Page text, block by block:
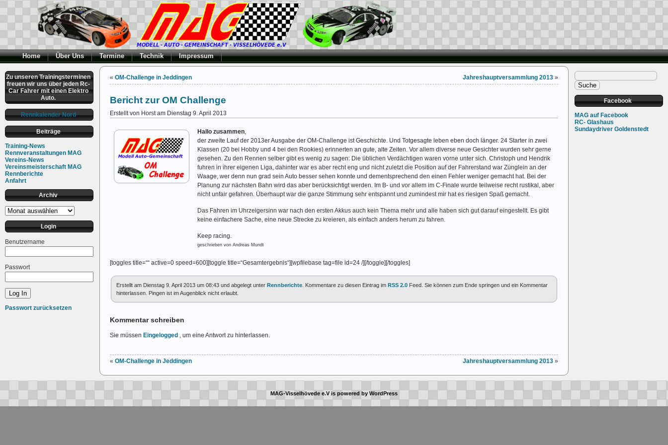
Home Über Uns Termine Technik Impressum
Zu unseren Trainingsterminen
freuen wir uns über jeden Rc-
Car Fahrer mit einen Elektro
Auto.
Rennkalender Nord
Beiträge
Training-News
Rennveranstaltungen MAG
Vereins-News
Vereinsmeisterschaft MAG
Rennberichte
Anfahrt
Archiv
Archiv
Login
Benutzername
Passwort
Passwort zurücksetzen
Facebook
MAG auf Facebook
RC- Glashaus
Sundaydriver Goldenstedt
« OM-Challenge in Jeddingen Jahreshauptversammlung 2013 »
Bericht zur OM Challenge
Erstellt von Horst am Dienstag 9. April 2013
Hallo zusammen,
der zweite Lauf der 2013er Ausgabe der OM-Challenge ist Geschichte. Und Totgesagte leben eben doch länger. 24 Starter in zwei
Klassen (20 bei Hobby und 4 bei den Rookies) erinnerten an gute, alte Zeiten. Vor allem diverse neue Gesichter wurden sehr gerne
gesehen. Zu den Rennen selber gibt es wenig zu sagen: Die üblichen Verdächtigen waren vorne unter sich. Christoph und Hendrik
fuhren in ihrer eigenen Liga, dahinter war es aber recht eng und nicht zuletzt die Position auf der Fahrerstand war Zünglein an der
Waage, wer denn nun grad sein Auto besser sehen konnte und dementsprechend den einen Fehler weniger gemacht hat. Bei der
Planung zur nächsten Bahn wird das aber berücksichtigt werden. Im B- und vor allem im C-Finale wurde teilweise recht rustikal, aber
nicht unfair gefahren. Überhaupt war die ganze Stimmung sehr entspannt und zumindest mir hat es riesigen Spaß gemacht.
Das Fahren im Uhrzeigersinn war nach den ersten Akkus auch kein Thema mehr und alle haben sich gut darauf eingestellt. Es gibt
keine einfachere Sache, eine neue Strecke zu kreieren, als einfach anders herum zu fahren.
Keep racing.
geschrieben von Andreas Mundt
[toggles title=““ active=0 speed=600][toggle title=“Gesamtergebnis“][wpfilebase tag=file id=24 /][/toggle][/toggles]
Erstellt am Dienstag 9. April 2013 um 08:43 und abgelegt unter Rennberichte. Kommentare zu diesen Eintrag im RSS 2.0 Feed. Sie können zum Ende springen und ein Kommentar
hinterlassen. Pingen ist im Augenblick nicht erlaubt.
Kommentar schreiben
Sie müssen Eingelogged , um eine Antwort zu hinterlassen.
« OM-Challenge in Jeddingen Jahreshauptversammlung 2013 »
MAG-Visselhövede e.Vis powered by WordPress